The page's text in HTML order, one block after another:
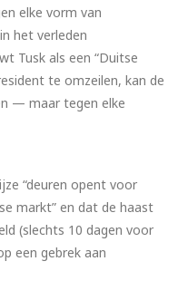
elke vorm van
het verleden
Tusk als een “Duitse
te omzeilen, kan de
— maar tegen elke
“deuren opent voor
markt” en dat de haast
(slechts 10 dagen voor
een gebrek aan